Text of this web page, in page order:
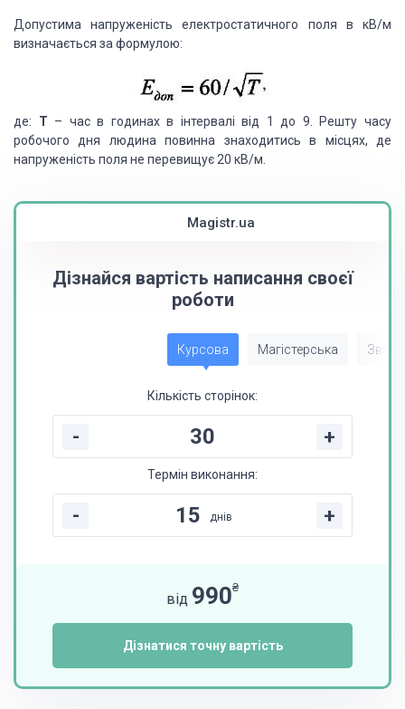
Допустима напруженість електростатичного поля в кВ/м
визначається за формулою:
де: Т – час в годинах в інтервалі від 1 до 9. Решту часу
робочого дня людина повинна знаходитись в місцях, де
напруженість поля не перевищує 20 кВ/м.
Magistr.ua
Дізнайся вартість написання своєї
роботи
Курсова Магістерська Звіт
Кількість сторінок:
- +
Термін виконання:
- днів +
від 990₴
Дізнатися точну вартість